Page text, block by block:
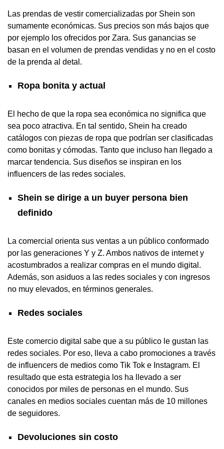
Las prendas de vestir comercializadas por Shein son
sumamente económicas. Sus precios son más bajos que
por ejemplo los ofrecidos por Zara. Sus ganancias se
basan en el volumen de prendas vendidas y no en el costo
de la prenda al detal.
Ropa bonita y actual
El hecho de que la ropa sea económica no significa que
sea poco atractiva. En tal sentido, Shein ha creado
catálogos con piezas de ropa que podrían ser clasificadas
como bonitas y cómodas. Tanto que incluso han llegado a
marcar tendencia. Sus diseños se inspiran en los
influencers de las redes sociales.
Shein se dirige a un buyer persona bien
definido
La comercial orienta sus ventas a un público conformado
por las generaciones Y y Z. Ambos nativos de internet y
acostumbrados a realizar compras en el mundo digital.
Además, son asiduos a las redes sociales y con ingresos
no muy elevados, en términos generales.
Redes sociales
Este comercio digital sabe que a su público le gustan las
redes sociales. Por eso, lleva a cabo promociones a través
de influencers de medios como Tik Tok e Instagram. El
resultado que esta estrategia los ha llevado a ser
conocidos por miles de personas en el mundo. Sus
canales en medios sociales cuentan más de 10 millones
de seguidores.
Devoluciones sin costo